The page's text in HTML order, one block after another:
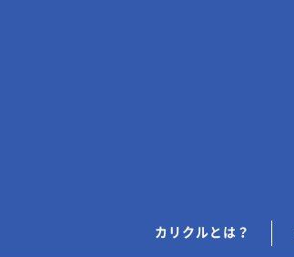
カリクルとは？